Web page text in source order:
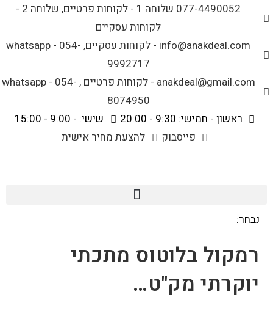
077-4490052 שלוחה 1 - לקוחות פרטיים, שלוחה 2 -
לקוחות עסקיים
info@anakdeal.com - לקוחות עסקיים, whatsapp - 054-
9992717
anakdeal@gmail.com - לקוחות פרטיים , whatsapp - 054-
8074950
ראשון - חמישי: 9:30 - 20:00
שישי: - 9:00 - 15:00
פייסבוק
להצעת מחיר אישית
נבחר:
רמקול בלוטוס מתכתי
יוקרתי מק"ט…